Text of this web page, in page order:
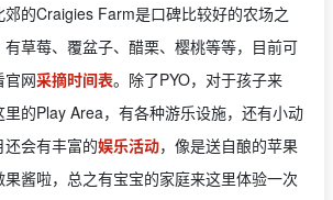
的Craigies Farm是口碑比较好的农场之
草莓、覆盆子、醋栗、樱桃等等，目前可
官网采摘时间表。除了PYO，对于孩子来
的Play Area，有各种游乐设施，还有小动
会有丰富的娱乐活动，像是送自酿的苹果
酱啦，总之有宝宝的家庭来这里体验一次